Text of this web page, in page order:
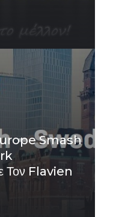
Smash
Τον Flavien